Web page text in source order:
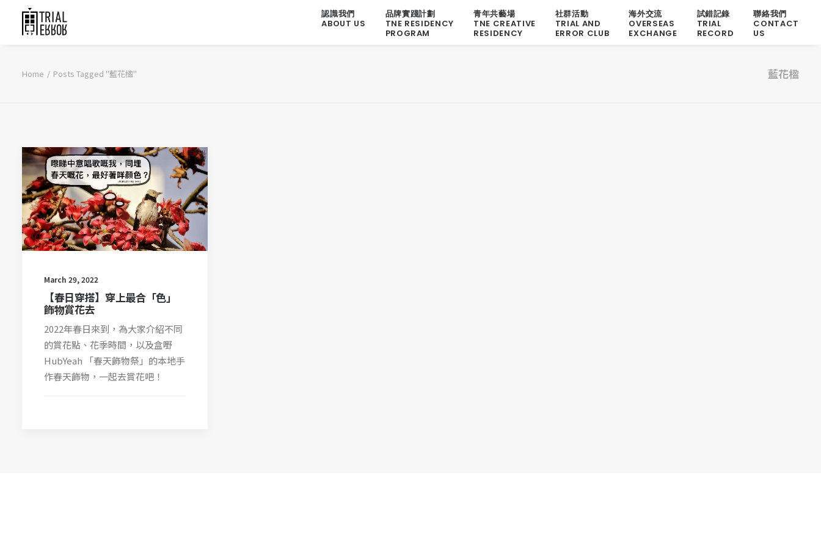
認識我們
ABOUT US
品牌實踐計劃
TNE RESIDENCY
PROGRAM
青年共藝場
TNE CREATIVE
RESIDENCY
社群活動
TRIAL AND
ERROR CLUB
海外交流
OVERSEAS
EXCHANGE
試錯記錄
TRIAL
RECORD
聯絡我們
CONTACT
US
藍花楹
Home Posts Tagged "藍花楹"
March 29, 2022
【春日穿搭】穿上最合「色」
飾物賞花去
2022年春日來到，為大家介紹不同
的賞花點、花季時間，以及盒嘢
HubYeah 「春天飾物祭」的本地手
作春天飾物，一起去賞花吧！